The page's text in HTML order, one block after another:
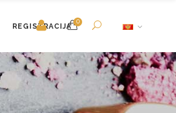
REGISTRACIJA
0